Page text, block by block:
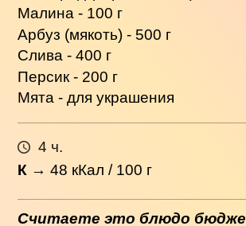
Малина - 100 г
Арбуз (мякоть) - 500 г
Слива - 400 г
Персик - 200 г
Мята - для украшения
4 ч.
К →48 кКал / 100 г
Считаете это блюдо